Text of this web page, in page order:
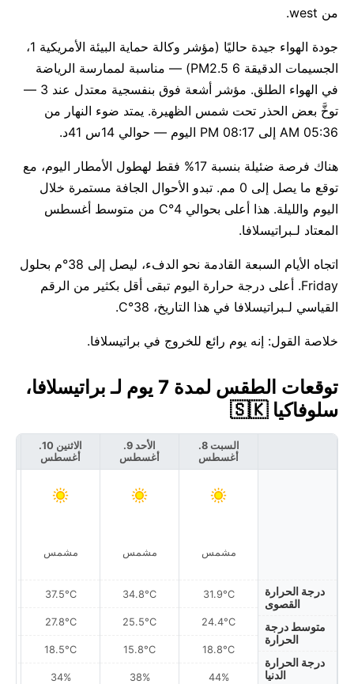
من west.
جودة الهواء جيدة حاليًا (مؤشر وكالة حماية البيئة الأمريكية 1،
الجسيمات الدقيقة PM2.5 6) — مناسبة لممارسة الرياضة
في الهواء الطلق. مؤشر أشعة فوق بنفسجية معتدل عند 3 —
توخَّ بعض الحذر تحت شمس الظهيرة. يمتد ضوء النهار من
05:36 AM إلى 08:17 PM اليوم — حوالي 14س 41د.
هناك فرصة ضئيلة بنسبة 17% فقط لهطول الأمطار اليوم، مع
توقع ما يصل إلى 0 مم. تبدو الأحوال الجافة مستمرة خلال
اليوم والليلة. هذا أعلى بحوالي 4°C من متوسط أغسطس
المعتاد لـبراتيسلافا.
اتجاه الأيام السبعة القادمة نحو الدفء، ليصل إلى 38°م بحلول
Friday. أعلى درجة حرارة اليوم تبقى أقل بكثير من الرقم
القياسي لـبراتيسلافا في هذا التاريخ، 38°C.
خلاصة القول: إنه يوم رائع للخروج في براتيسلافا.
توقعات الطقس لمدة 7 يوم لـ براتيسلافا،
سلوفاكيا 🇸🇰
درجة الحرارة
القصوى
متوسط درجة
الحرارة
درجة الحرارة
الدنيا
السبت 8.
أغسطس
مشمس
31.9°C
24.4°C
18.8°C
44%
الأحد 9.
أغسطس
مشمس
34.8°C
25.5°C
15.8°C
38%
الاثنين 10.
أغسطس
مشمس
37.5°C
27.8°C
18.5°C
34%